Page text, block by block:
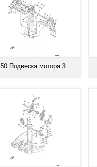
50 Подвеска мотора 3